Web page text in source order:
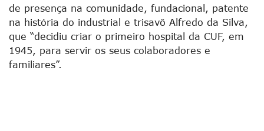
de presença na comunidade, fundacional, patente
na história do industrial e trisavô Alfredo da Silva,
que “decidiu criar o primeiro hospital da CUF, em
1945, para servir os seus colaboradores e
familiares”.